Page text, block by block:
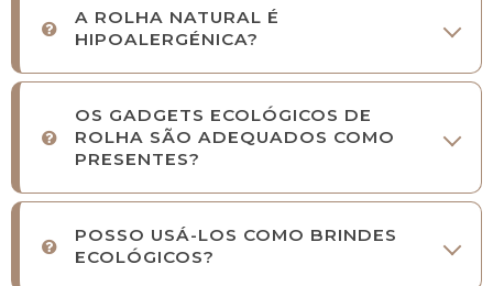
A ROLHA NATURAL É
HIPOALERGÉNICA?
OS GADGETS ECOLÓGICOS DE
ROLHA SÃO ADEQUADOS COMO
PRESENTES?
POSSO USÁ-LOS COMO BRINDES
ECOLÓGICOS?